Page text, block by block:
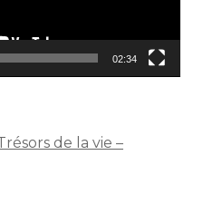
02:34
de la vie –